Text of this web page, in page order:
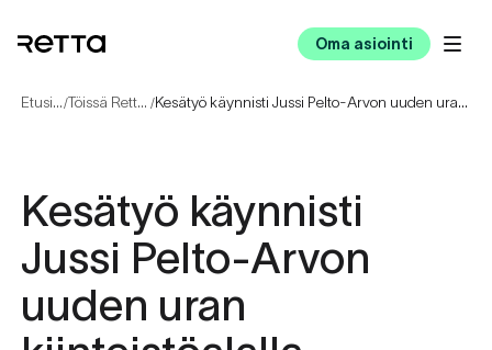
Oma asiointi
Etusivu / Töissä Rettalla / Kesätyö käynnisti Jussi Pelto-Arvon uuden uran kiinteistöalalla
Kesätyö käynnisti
Jussi Pelto-Arvon
uuden uran